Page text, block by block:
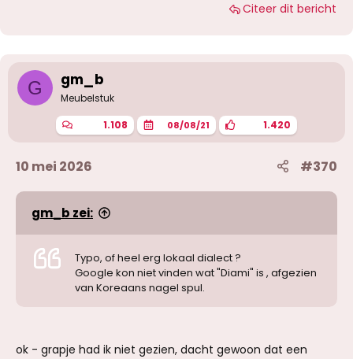
Citeer dit bericht
G gm_b
Meubelstuk
1.108 08/08/21 1.420
10 mei 2026 #370
gm_b zei:
Typo, of heel erg lokaal dialect ?
Google kon niet vinden wat "Diami" is , afgezien
van Koreaans nagel spul.
ok - grapje had ik niet gezien, dacht gewoon dat een